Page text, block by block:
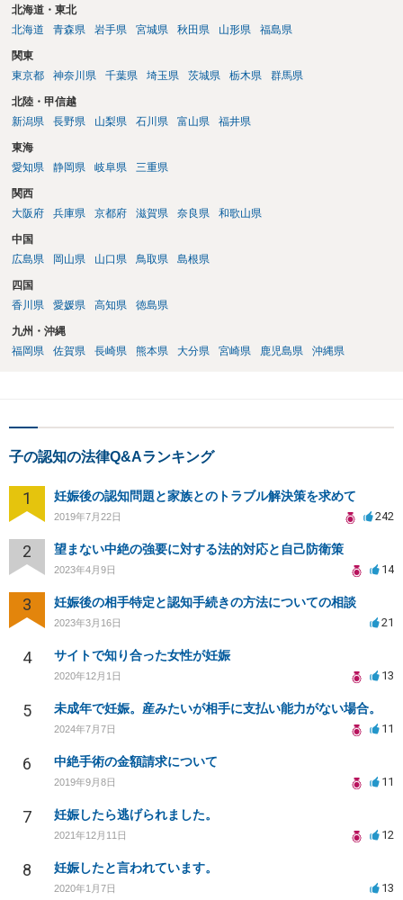
子さんがそれまでの貯金で購入した場合は、 そもそも、財産分与の対
象にはなりません。） ３ 裁判になった場合にどうすべきか 養育費や
財産分与に争いがある場合は、調停・審判になりますが、 その場合
は、弁護士にご依頼になり、必要な主張をしていくといいですよ。 ご
にして、お近くの弁護士に直接相談されて、今後の対応についてアド
バイスを求めることをおすすめいたします。 ご参考にしていただけま
すと幸いです。
北海道・東北
北海道
青森県 岩手県 宮城県 秋田県 山形県 福島県
関東
東京都
神奈川県 千葉県 埼玉県 茨城県 栃木県 群馬県
北陸・甲信越
新潟県
長野県 山梨県 石川県 富山県 福井県
東海
愛知県
静岡県 岐阜県 三重県
関西
大阪府
兵庫県 京都府 滋賀県 奈良県 和歌山県
中国
広島県
岡山県 山口県 鳥取県 島根県
四国
香川県
愛媛県 高知県 徳島県
九州・沖縄
福岡県
佐賀県 長崎県 熊本県 大分県 宮崎県 鹿児島県 沖縄県
子の認知の法律Q&Aランキング
1 妊娠後の認知問題と家族とのトラブル解決策を求めて
2019年7月22日 242
2 望まない中絶の強要に対する法的対応と自己防衛策
2023年4月9日 14
3 妊娠後の相手特定と認知手続きの方法についての相談
2023年3月16日 21
4 サイトで知り合った女性が妊娠
2020年12月1日 13
5 未成年で妊娠。産みたいが相手に支払い能力がない場合。
2024年7月7日 11
6 中絶手術の金額請求について
2019年9月8日 11
7 妊娠したら逃げられました。
2021年12月11日 12
8 妊娠したと言われています。
2020年1月7日 13